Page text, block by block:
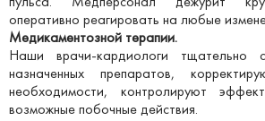
оперативно реагировать на любые
Медикаментозной терапии.
Наши врачи-кардиологи тщательно
назначенных препаратов,
необходимости, контролируют
возможные побочные действия.